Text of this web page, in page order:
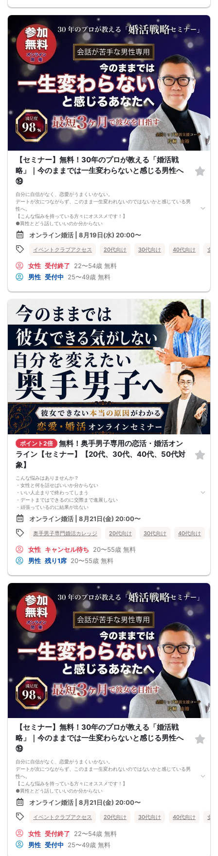
●婚活パーティーやマッチングアプリで結果を出せるようになる
●異性とのコミュニケーションのポイントが理解できる
●好きになった女性との関係を続けられるようになる
まずは、異性が求めていることを理解し、
それを提供できる自分自身に変化していくことにより、
はじめて自分が好きな異性が自分を好きになってくれるようになり、
恋愛婚活が上手くいくようになります。
異性が求めていることを理解し、
それを自然に伝えられる自分に変わることで、
好きな女性から選ばれるようになります。
婚活戦略セミナーでは、恋愛や婚活で悩む男性が
短期間で変化と成果を実感できる方法をお伝えします。
【注意事項】
・セミナー中はカメラをオン（お顔を出して）での受講をお願いします。
（屋外、車内からのご参加や、途中入室、退出はご遠慮下さい。）
【キャンセル規定】
セミナー準備の都合上、当日無断キャンセルの場合は、3,000円のキャンセル料を
お支払いいただきます。
【セミナー】無料！30年のプロが教える「婚活戦
略」｜今のままでは一生変わらないと感じる男性へ
⑲
自分に自信がなく、恋愛がうまくいかない。
デートが次につながらず、このまま一生変われないのではないかと感じている男
性へ。
【こんな悩みを持っている方々にオススメです！】
●異性とどう話していいのか分からない
●婚活パーティー、合コンで上手くいかない
●デートやお見合いが２回目につながらない
●今のままでは一生変わらない気がする
●異性から断られると、自分の人格を否定されている気分になる
最短3ヶ月で彼女ができる可能性を高め、1年以内の結婚を目指すための
恋愛・婚活の具体的な方法をお伝えします。
【婚活戦略セミナーで得られるメリットは！】
●婚活パーティーやマッチングアプリで結果を出せるようになる
●異性とのコミュニケーションのポイントが理解できる
●好きになった女性との関係を続けられるようになる
まずは、異性が求めていることを理解し、
それを提供できる自分自身に変化していくことにより、
はじめて自分が好きな異性が自分を好きになってくれるようになり、
恋愛婚活が上手くいくようになります。
改善
異性が求めていることを理解し、
それを自然に伝えられる自分に変わることで、
好きな女性から選ばれるようになります。
婚活戦略セミナーでは、恋愛や婚活で悩む男性が
短期間で変化と成果を実感できる方法をお伝えします。
【注意事項】
・セミナー中はカメラをオン（お顔を出して）での受講をお願いします。
（屋外、車内からのご参加や、途中入室、退出はご遠慮下さい。）
【キャンセル規定】
セミナー準備の都合上、当日無断キャンセルの場合は、3,000円のキャンセル料を
お支払いいただきます。
オンライン婚活 | 8月19日(水) 20:00〜
イベントクラブアクセス 20代向け 30代向け 40代向け 女
女性 受付終了 22〜54歳 無料
男性 受付中 25〜49歳 無料
ポイント2倍
無料！奥手男子専用の恋活・婚活オン
ライン【セミナー】【20代、30代、40代、50代対
象】
こんな悩みはありませんか？
・女性と何を話せばいいか分からない
・いい人止まりで終わってしまう
・デートまではできるのに交際まで進展しない
・頑張っているのに結果が出ない
・何が原因なのか分からない
・このまま続けても彼女ができる気がしない
これまで500名以上の
奥手男子の恋愛・婚活相談に乗ってきて、
それは、
多くの奥手男子は、努力不足ではなく、
努力の方向性がズレているということです。
恋愛系YouTubeを見たり、
婚活パーティーや街コンへ参加したり、
みなさん本当に努力しています。
でも、その努力が本命女性との交際につながらず、
「このまま恋愛・婚活を続けても、
本命女性と交際できないのではないか…」
そんな不安を抱えている奥手男子が本当に多いです。
つまり、
やみくもに頑張るだけでは、
本命女性との交際には
つながらないということです。
このまま原因が分からないまま
恋愛や婚活を続けても、
お金も時間も失ってしまいます。
だからこそ、
彼女ができない本当の原因を
知ることが最初の一歩です。
しかし、この内容は文章だけでは伝えきれません。
だからこそ今回、無料オンラインセミナーで
・彼女ができない本当の原因
・本命女性に選ばれる
奥手男子専用32の極意の全体像
をお伝えします！
一緒に美味しいものを食べに行ったり、
映画に行ったり、旅行に行けるように、
ぜひこの先を読み進めてみてください👇
※講師の急用以外はたとえ参加人数が1人でも
その人のために必ず実施します
※はじめてセミナーに参加する方も
ビデオオフでも参加OKにしているので
安心してください
オンライン婚活 | 8月21日(金) 20:00〜
奥手男子専門婚活カレッジ 20代向け 30代向け 40代向け
女性 キャンセル待ち 20〜55歳 無料
男性 残り1席 20〜55歳 無料
【セミナー】無料！30年のプロが教える「婚活戦
略」｜今のままでは一生変わらないと感じる男性へ
⑲
自分に自信がなく、恋愛がうまくいかない。
デートが次につながらず、このまま一生変われないのではないかと感じている男
性へ。
【こんな悩みを持っている方々にオススメです！】
●異性とどう話していいのか分からない
●婚活パーティー、合コンで上手くいかない
●デートやお見合いが２回目につながらない
●今のままでは一生変わらない気がする
●異性から断られると、自分の人格を否定されている気分になる
最短3ヶ月で彼女ができる可能性を高め、1年以内の結婚を目指すための
恋愛・婚活の具体的な方法をお伝えします。
【婚活戦略セミナーで得られるメリットは！】
オンライン婚活 | 8月21日(金) 20:00〜
イベントクラブアクセス 20代向け 30代向け 40代向け 女
女性 受付終了 22〜54歳 無料
男性 受付中 25〜49歳 無料